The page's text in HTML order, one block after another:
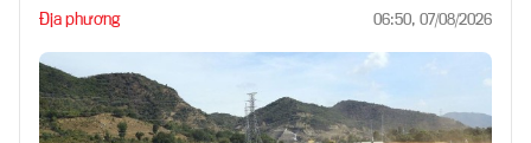
Địa phương 06:50, 07/08/2026